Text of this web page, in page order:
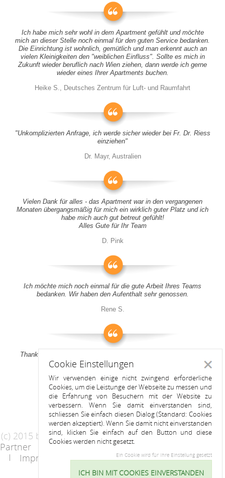
Ich habe mich sehr wohl in dem Apartment gefühlt und möchte
mich an dieser Stelle noch einmal für den guten Service bedanken.
Die Einrichtung ist wohnlich, gemütlich und man erkennt auch an
vielen Kleinigkeiten den "weiblichen Einfluss". Sollte es mich in
Zukunft wieder beruflich nach Wien ziehen, dann werde ich gerne
wieder eines Ihrer Apartments buchen.
Heike S., Deutsches Zentrum für Luft- und Raumfahrt
"Unkomplizierten Anfrage, ich werde sicher wieder bei Fr. Dr. Riess
einziehen"
Dr. Mayr, Australien
Vielen Dank für alles - das Apartment war in den vergangenen
Monaten übergangsmäßig für mich ein wirklich guter Platz und ich
habe mich auch gut betreut gefühlt!
Alles Gute für Ihr Team
D. Pink
Ich möchte mich noch einmal für die gute Arbeit Ihres Teams
bedanken. Wir haben den Aufenthalt sehr genossen.
Rene S.
Thank you all for your support! It was a pleasure to stay at your
apartment
Anitah S.
(c) 2015 by Riess Apartments
Partner
AGB
Datenschutzerklärung
Impressum
Kontakt
Cookie
Cookie Einstellungen
Wir verwenden einige nicht zwingend erforderliche
Cookies, um die Leistunge der Webseite zu messen und
die Erfahrung von Besuchern mit der Website zu
verbessern. Wenn Sie damit einverstanden sind,
schliessen Sie einfach diesen Dialog (Standard: Cookies
werden akzeptiert). Wenn Sie damit nicht einverstanden
sind, klicken Sie einfach auf den Button und diese
Cookies werden nicht gesetzt.
Ein Cookie wird für Ihre Einstellung gesetzt
ICH BIN MIT COOKIES EINVERSTANDEN